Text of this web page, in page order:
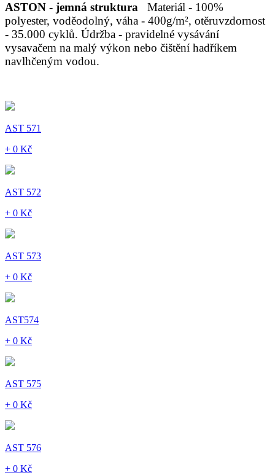
ASTON - jemná struktura
Materiál - 100%
polyester, voděodolný, váha - 400g/m², otěruvzdornost
- 35.000 cyklů. Údržba - pravidelné vysávání
vysavačem na malý výkon nebo čištění hadříkem
navlhčeným vodou.
AST 571
+ 0 Kč
AST 572
+ 0 Kč
AST 573
+ 0 Kč
AST574
+ 0 Kč
AST 575
+ 0 Kč
AST 576
+ 0 Kč